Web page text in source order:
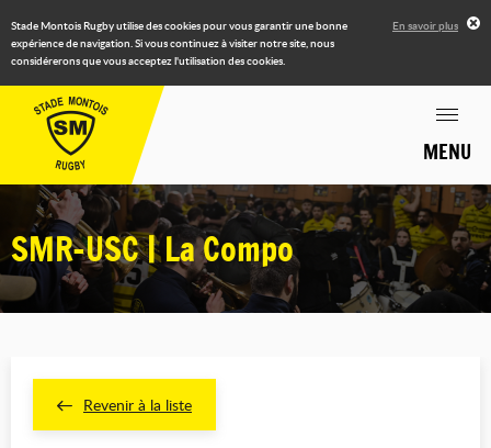
Stade Montois Rugby utilise des cookies pour vous garantir une bonne
expérience de navigation. Si vous continuez à visiter notre site, nous
considérerons que vous acceptez l'utilisation des cookies.
En savoir plus
MENU
SMR-USC | La Compo
Revenir à la liste